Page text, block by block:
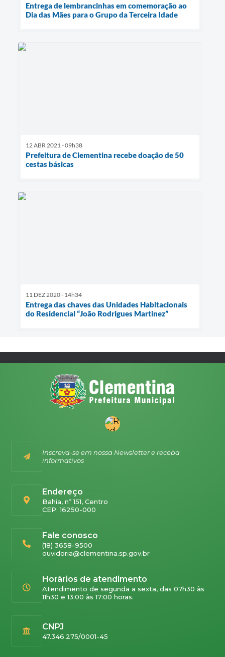
Entrega de lembrancinhas em comemoração ao
Dia das Mães para o Grupo da Terceira Idade
12 ABR 2021 - 09h38
Prefeitura de Clementina recebe doação de 50
cestas básicas
11 DEZ 2020 - 14h34
Entrega das chaves das Unidades Habitacionais
do Residencial “João Rodrigues Martinez”
Inscreva-se em nossa Newsletter e receba
informativos
Endereço
Bahia, nº 151, Centro
CEP: 16250-000
Fale conosco
(18) 3658-9500
ouvidoria@clementina.sp.gov.br
Horários de atendimento
Atendimento de segunda a sexta, das 07h30 às
11h30 e 13:00 às 17:00 horas.
CNPJ
47.346.275/0001-45